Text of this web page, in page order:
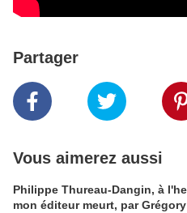
Partager
Vous aimerez aussi
Philippe Thureau-Dangin, à
mon éditeur meurt, par Grégory